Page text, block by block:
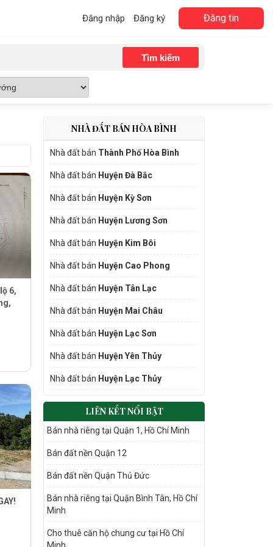
Đăng nhập Đăng ký Đăng tin
6,
NHÀ ĐẤT BÁN HÒA BÌNH
Nhà đất bán Thành Phố Hòa Bình
Nhà đất bán Huyện Đà Bắc
Nhà đất bán Huyện Kỳ Sơn
Nhà đất bán Huyện Lương Sơn
Nhà đất bán Huyện Kim Bôi
Nhà đất bán Huyện Cao Phong
Nhà đất bán Huyện Tân Lạc
Nhà đất bán Huyện Mai Châu
Nhà đất bán Huyện Lạc Sơn
Nhà đất bán Huyện Yên Thủy
Nhà đất bán Huyện Lạc Thủy
LIÊN KẾT NỔI BẬT
Bán nhà riêng tại Quận 1, Hồ Chí Minh
Bán đất nền Quận 12
Bán đất nền Quận Thủ Đức
Bán nhà riêng tại Quận Bình Tân, Hồ Chí
Minh
Cho thuê căn hộ chung cư tại Hồ Chí